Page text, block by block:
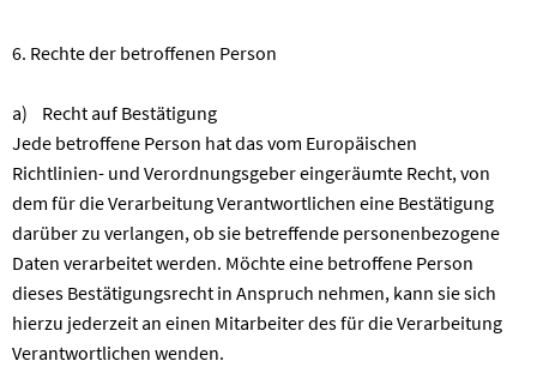
6. Rechte der betroffenen Person
a) Recht auf Bestätigung
Jede betroffene Person hat das vom Europäischen
Richtlinien- und Verordnungsgeber eingeräumte Recht, von
dem für die Verarbeitung Verantwortlichen eine Bestätigung
darüber zu verlangen, ob sie betreffende personenbezogene
Daten verarbeitet werden. Möchte eine betroffene Person
dieses Bestätigungsrecht in Anspruch nehmen, kann sie sich
hierzu jederzeit an einen Mitarbeiter des für die Verarbeitung
Verantwortlichen wenden.